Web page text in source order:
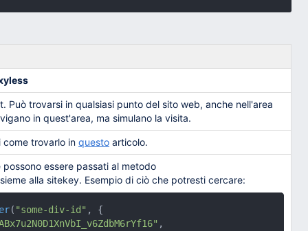
Può trovarsi in qualsiasi punto del sito web, anche nell'area
in quest'area, ma simulano la visita.
come trovarlo in questo articolo.
essere passati al metodo
alla sitekey. Esempio di ciò che potresti cercare:
( "some-div-id" , {
,